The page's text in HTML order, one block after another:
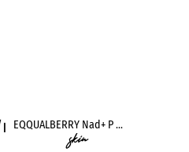
EQQUALBERRY Nad+ P ...